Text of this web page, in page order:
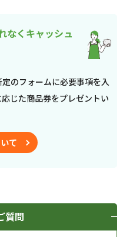
なくキャッシュ
のフォームに必要事項を入
じた商品券をプレゼントい
て
質問